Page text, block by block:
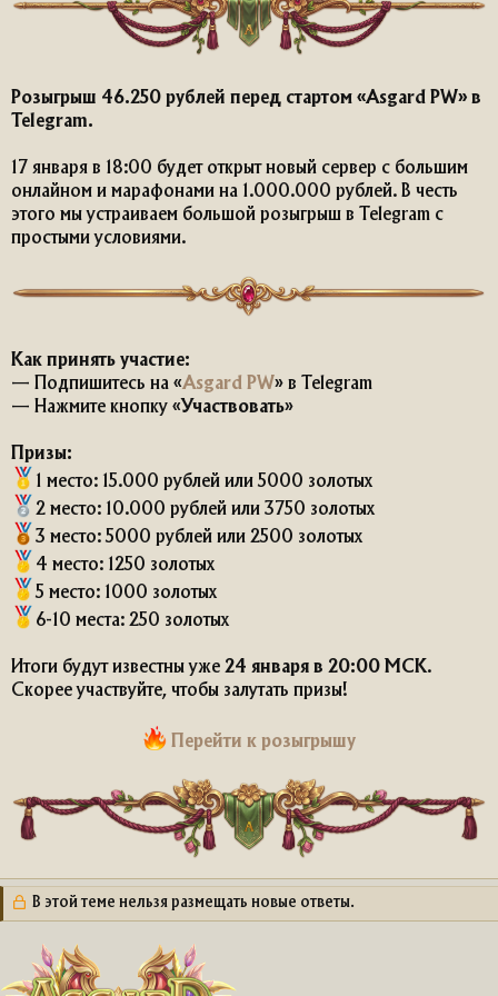
Розыгрыш 46.250 рублей перед стартом «Asgard PW» в
Telegram.
17 января в 18:00 будет открыт новый сервер с большим
онлайном и марафонами на 1.000.000 рублей. В честь
этого мы устраиваем большой розыгрыш в Telegram с
простыми условиями.
Как принять участие:
— Подпишитесь на «Asgard PW» в Telegram
— Нажмите кнопку «Участвовать»
Призы:
1 место: 15.000 рублей или 5000 золотых
2 место: 10.000 рублей или 3750 золотых
3 место: 5000 рублей или 2500 золотых
4 место: 1250 золотых
5 место: 1000 золотых
6-10 места: 250 золотых
Итоги будут известны уже 24 января в 20:00 МСК.
Скорее участвуйте, чтобы залутать призы!
Перейти к розыгрышу
В этой теме нельзя размещать новые ответы.